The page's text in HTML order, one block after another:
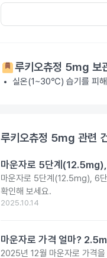
루키오츄정 5mg 보
실온(1~30℃) 습기를 피해
루키오츄정 5mg 관련
마운자로 5단계(12.5mg),
마운자로 5단계(12.5mg), 6
확인해 보세요.
2025.10.14
마운자로 가격 얼마?
2025년 12월 마운자로 가격을